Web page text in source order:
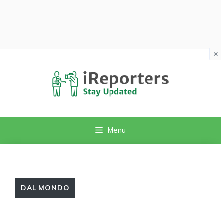
Menu
DAL MONDO
×